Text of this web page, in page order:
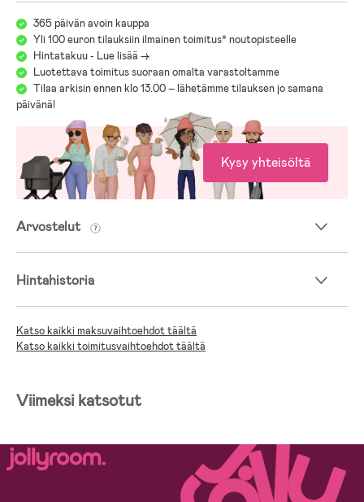
365 päivän avoin kauppa
Yli 100 euron tilauksiin ilmainen toimitus* noutopisteelle
Hintatakuu - Lue lisää ->
Luotettava toimitus suoraan omalta varastoltamme
Tilaa arkisin ennen klo 13.00 – lähetämme tilauksen jo samana
päivänä!
Kysy yhteisöltä
Arvostelut
Hintahistoria
Katso kaikki maksuvaihtoehdot täältä
Katso kaikki toimitusvaihtoehdot täältä
Viimeksi katsotut